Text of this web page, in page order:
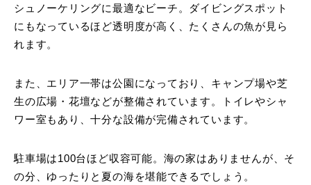
シュノーケリングに最適なビーチ。ダイビングスポット
にもなっているほど透明度が高く、たくさんの魚が見ら
れます。
また、エリア一帯は公園になっており、キャンプ場や芝
生の広場・花壇などが整備されています。トイレやシャ
ワー室もあり、十分な設備が完備されています。
駐車場は100台ほど収容可能。海の家はありませんが、そ
の分、ゆったりと夏の海を堪能できるでしょう。